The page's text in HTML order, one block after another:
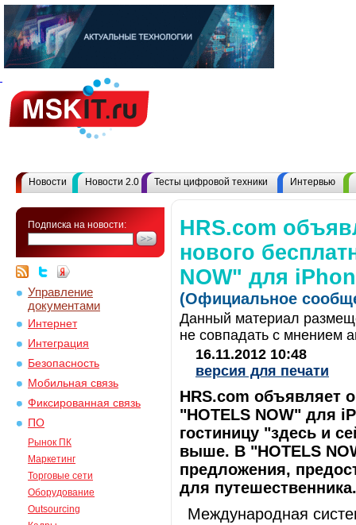
Новости Новости 2.0 Тесты цифровой техники Интервью
Подписка на новости:
Управление
документами
Интернет
Интеграция
Безопасность
Мобильная связь
Фиксированная связь
ПО
Рынок ПК
Маркетинг
Торговые сети
Оборудование
Outsourcing
HRS.com
нового
NOW" для
(Официальное
Данный материал
не совпадать с мнением
16.11.2012 10:48
версия для печати
HRS.com объявляет
"HOTELS NOW" для
гостиницу "здесь и
выше. В "HOTELS
предложения,
для путешественника.
Международная